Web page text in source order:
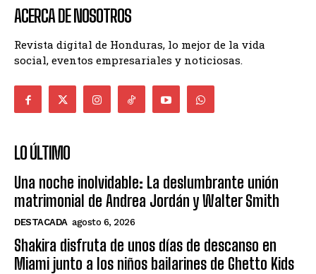
ACERCA DE NOSOTROS
Revista digital de Honduras, lo mejor de la vida
social, eventos empresariales y noticiosas.
LO ÚLTIMO
Una noche inolvidable: La deslumbrante unión
matrimonial de Andrea Jordán y Walter Smith
DESTACADA agosto 6, 2026
Shakira disfruta de unos días de descanso en
Miami junto a los niños bailarines de Ghetto Kids